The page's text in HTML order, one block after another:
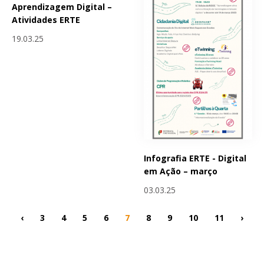
Aprendizagem Digital –
Atividades ERTE
19.03.25
Infografia ERTE - Digital
em Ação – março
03.03.25
‹ 3 4 5 6 7 8 9 10 11 ›